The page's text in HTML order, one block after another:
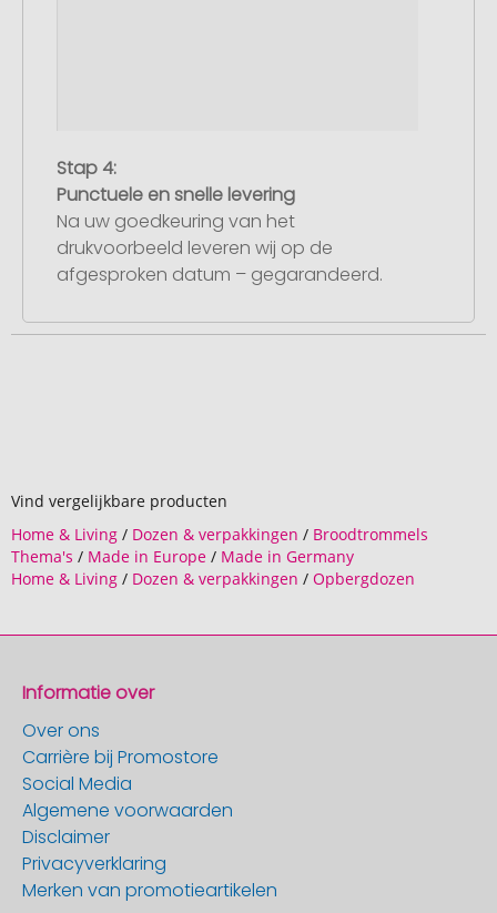
Stap 4:
Punctuele en snelle levering
Na uw goedkeuring van het
drukvoorbeeld leveren wij op de
afgesproken datum – gegarandeerd.
Vind vergelijkbare producten
Home & Living / Dozen & verpakkingen / Broodtrommels
Thema's / Made in Europe / Made in Germany
Home & Living / Dozen & verpakkingen / Opbergdozen
Informatie over
Over ons
Carrière bij Promostore
Social Media
Algemene voorwaarden
Disclaimer
Privacyverklaring
Merken van promotieartikelen